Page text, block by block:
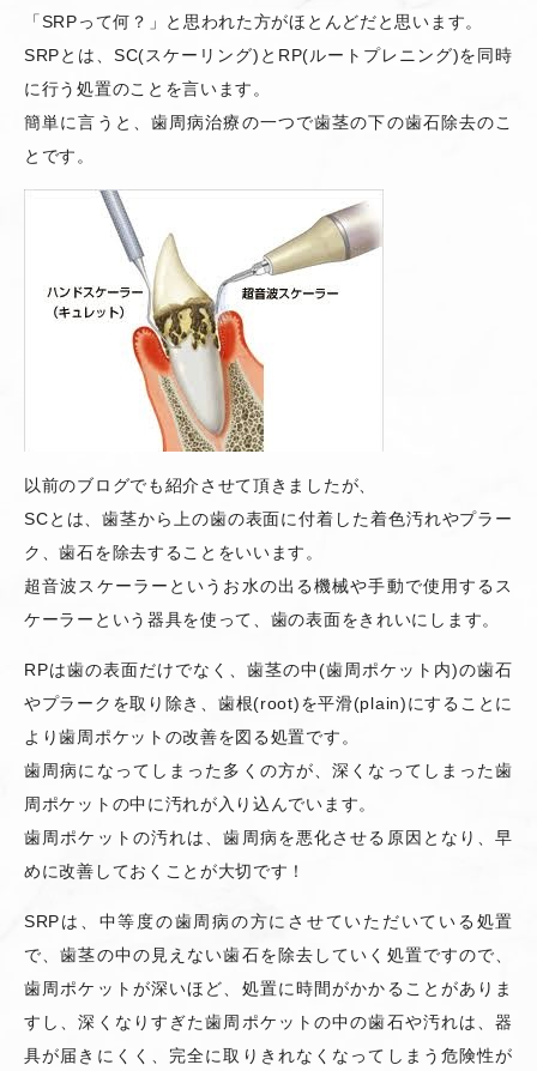
「SRPって何？」と思われた方がほとんどだと思います。
SRPとは、SC(スケーリング)とRP(ルートプレニング)を同時
に行う処置のことを言います。
簡単に言うと、歯周病治療の一つで歯茎の下の歯石除去のこ
とです。
以前のブログでも紹介させて頂きましたが、
SCとは、歯茎から上の歯の表面に付着した着色汚れやプラー
ク、歯石を除去することをいいます。
超音波スケーラーというお水の出る機械や手動で使用するス
ケーラーという器具を使って、歯の表面をきれいにします。
RPは歯の表面だけでなく、歯茎の中(歯周ポケット内)の歯石
やプラークを取り除き、歯根(root)を平滑(plain)にすることに
より歯周ポケットの改善を図る処置です。
歯周病になってしまった多くの方が、深くなってしまった歯
周ポケットの中に汚れが入り込んでいます。
歯周ポケットの汚れは、歯周病を悪化させる原因となり、早
めに改善しておくことが大切です！
SRPは、中等度の歯周病の方にさせていただいている処置
で、歯茎の中の見えない歯石を除去していく処置ですので、
歯周ポケットが深いほど、処置に時間がかかることがありま
すし、深くなりすぎた歯周ポケットの中の歯石や汚れは、器
具が届きにくく、完全に取りきれなくなってしまう危険性が